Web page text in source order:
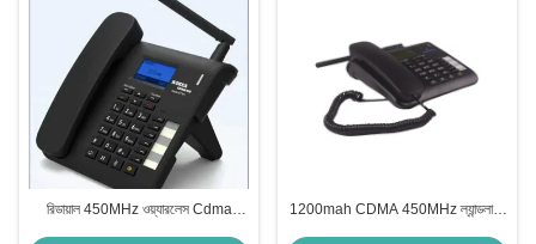
রিডায়াল 450MHz ওয়্যারলেস Cdma
1200mah CDMA 450MHz ল্যান্ডলাইন